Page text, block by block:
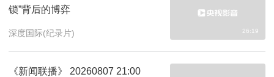
锁”背后的博弈
深度国际(纪录片) 26:19
《新闻联播》 20260807 21:00